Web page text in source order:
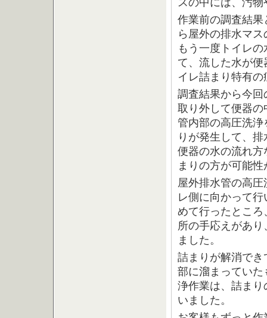
スの中には、汚
作業前の調査結
ら屋外の排水マ
もう一度トイレ
て、流した水が
イレ詰まり特有
調査結果から今
取り外して便器
管内部の高圧洗
りが発生して、
便器の水の流れ
まりの方が可能
屋外排水管の高
レ側に向かって
めて行ったとこ
所の手応えがあ
ました。
詰まりが解消で
部に溜まってい
浄作業は、詰ま
いました。